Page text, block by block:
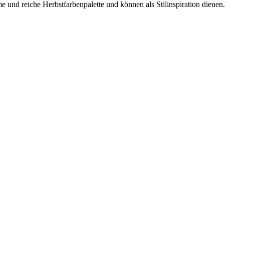
und reiche Herbstfarbenpalette und können als Stilinspiration dienen.